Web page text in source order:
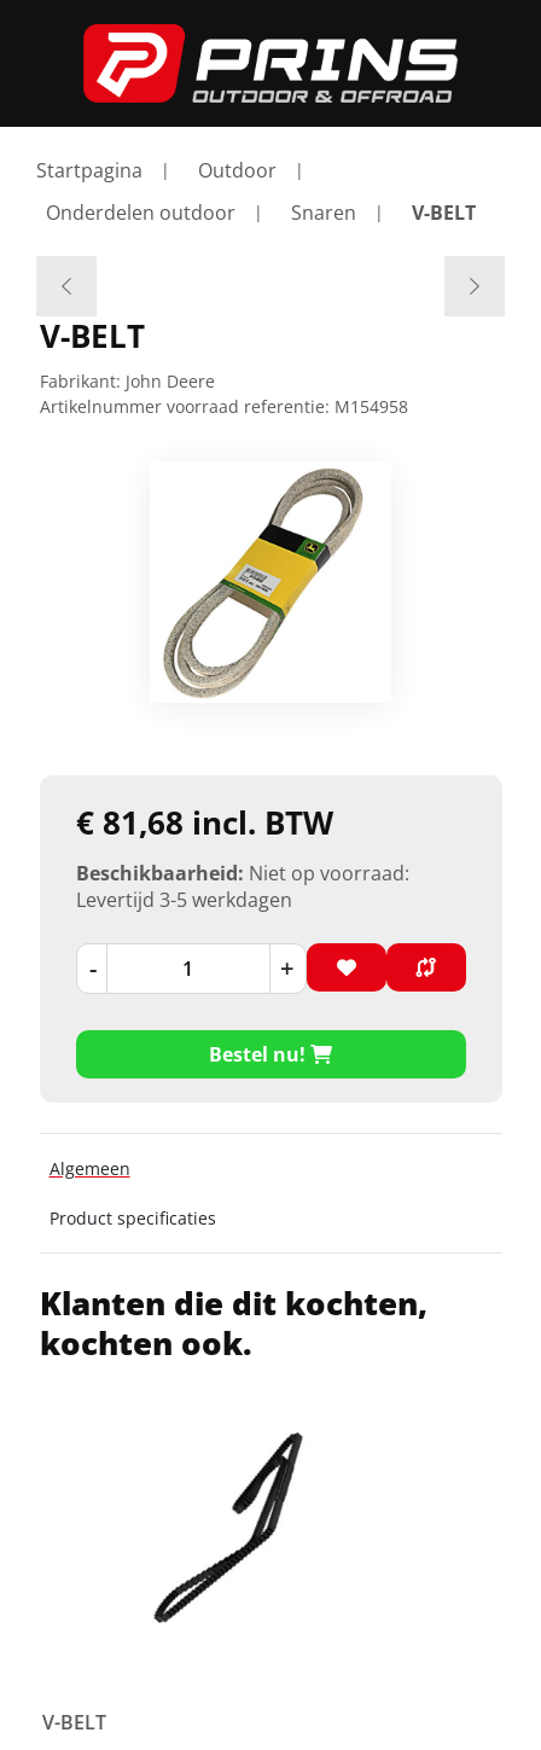
Startpagina
Outdoor
Onderdelen outdoor
Snaren V-BELT
V-BELT
Fabrikant: John Deere
Artikelnummer voorraad referentie: M154958
€ 81,68 incl. BTW
Beschikbaarheid: Niet op voorraad:
Levertijd 3-5 werkdagen
- +
Bestel nu!
Algemeen
Product specificaties
Klanten die dit kochten,
kochten ook.
V-BELT